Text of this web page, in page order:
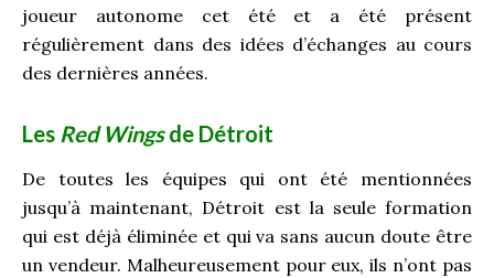
joueur autonome cet été et a été présent
régulièrement dans des idées d’échanges au cours
des dernières années.
Les Red Wingsde Détroit
De toutes les équipes qui ont été mentionnées
jusqu’à maintenant, Détroit est la seule formation
qui est déjà éliminée et qui va sans aucun doute être
un vendeur. Malheureusement pour eux, ils n’ont pas